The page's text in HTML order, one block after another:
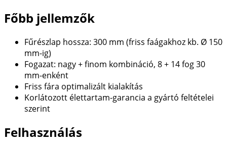
Főbb jellemzők
Fűrészlap hossza: 300 mm (friss faágakhoz kb. Ø 150
mm-ig)
Fogazat: nagy + finom kombináció, 8 + 14 fog 30
mm-enként
Friss fára optimalizált kialakítás
Korlátozott élettartam-garancia a gyártó feltételei
szerint
Felhasználás